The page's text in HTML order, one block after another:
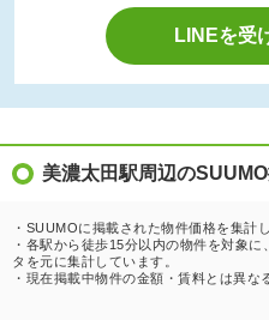
LINEを受
美濃太田駅周辺の
・SUUMOに掲載された物件価格を集計
・各駅から徒歩15分以内の物件を対象
タを元に集計しています。
・現在掲載中物件の金額・賃料とは異な